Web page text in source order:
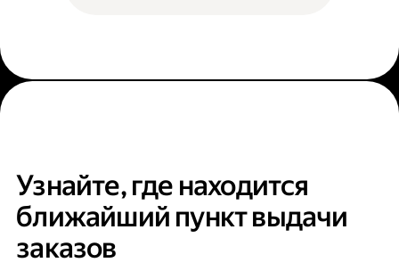
Узнайте, где находится
ближайший пункт выдачи
заказов